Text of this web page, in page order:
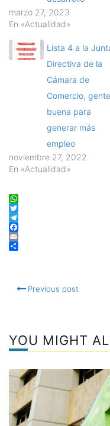
marzo 27, 2023
En «Actualidad»
Lista 4 a la
Directiva de la
Cámara de
Comercio, gente
buena para
generar más
empleo
noviembre 27, 2022
En «Actualidad»
WhatsApp
Twitter
Telegram
Facebook
Email
Previous post
YOU MIGHT